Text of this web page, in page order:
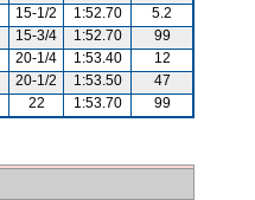
15-1/2 1:52.70
5.2
15-3/4 1:52.70
99
20-1/4 1:53.40
12
20-1/2 1:53.50
47
22 1:53.70 99